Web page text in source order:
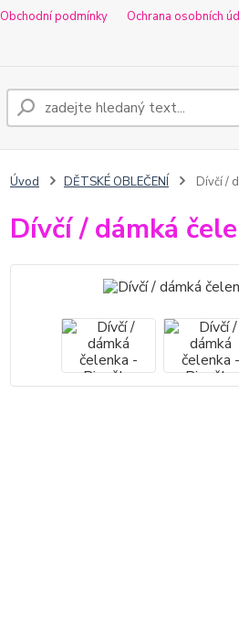
Obchodní podmínky Ochrana osobních
Úvod DĚTSKÉ OBLEČENÍ Dívčí /
Dívčí / dámká